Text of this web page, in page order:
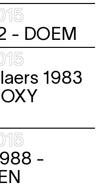
- DOEM
1983
-